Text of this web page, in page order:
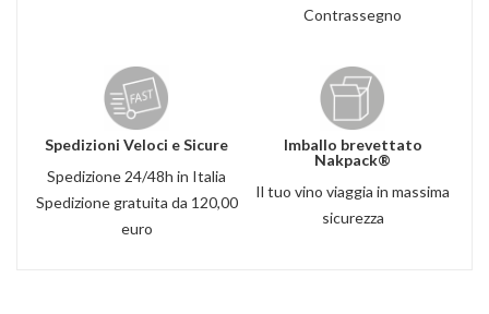
Contrassegno
Spedizioni Veloci e Sicure
Spedizione 24/48h in Italia
Spedizione gratuita da 120,00
euro
Imballo brevettato
Nakpack®
Il tuo vino viaggia in massima
sicurezza